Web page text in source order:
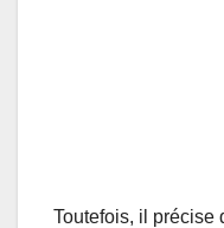
Toutefois, il précise